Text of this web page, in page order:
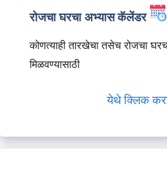
रोजचा घरचा अभ्यास कॅलेंडर
कोणत्याही तारखेचा तसेच रोजचा
मिळवण्यासाठी
येथे क्लिक